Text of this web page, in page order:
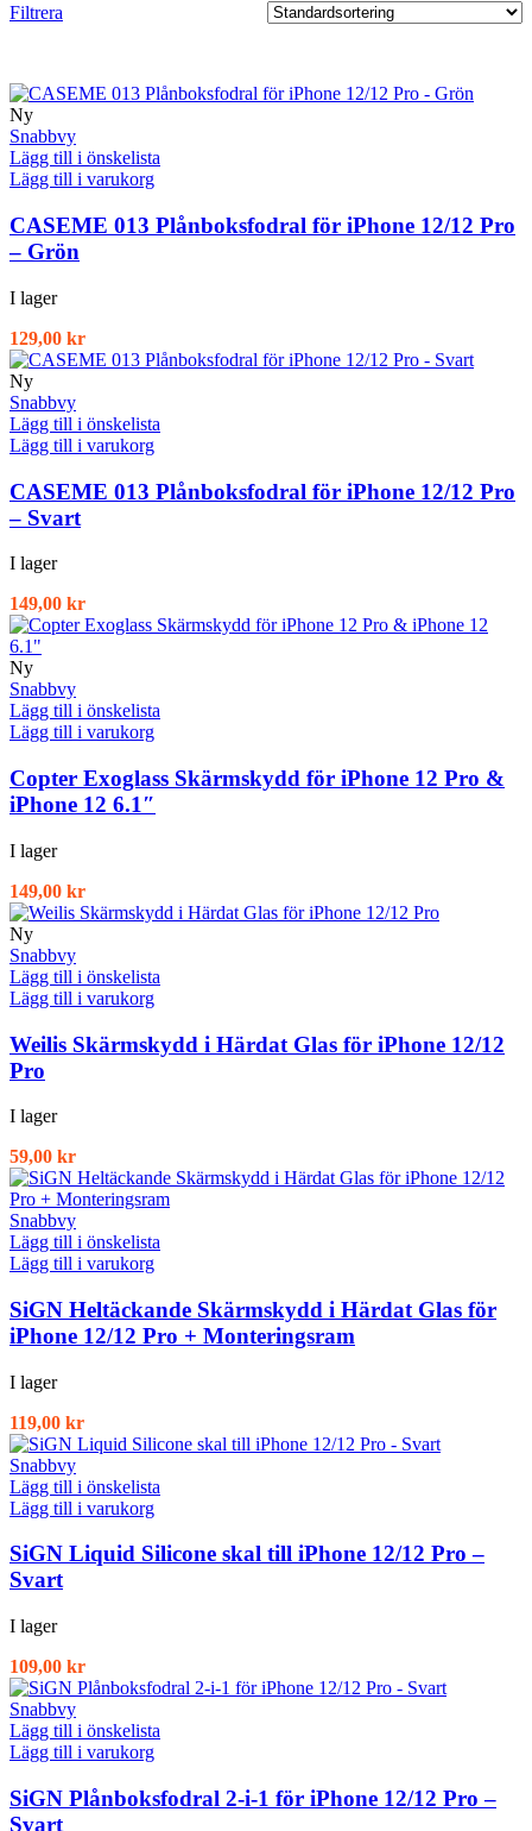
Filtrera
Ny
Snabbvy
Lägg till i önskelista
Lägg till i varukorg
CASEME 013 Plånboksfodral för iPhone 12/12 Pro
– Grön
I lager
129,00 kr
Ny
Snabbvy
Lägg till i önskelista
Lägg till i varukorg
CASEME 013 Plånboksfodral för iPhone 12/12 Pro
– Svart
I lager
149,00 kr
Ny
Snabbvy
Lägg till i önskelista
Lägg till i varukorg
Copter Exoglass Skärmskydd för iPhone 12 Pro &
iPhone 12 6.1″
I lager
149,00 kr
Ny
Snabbvy
Lägg till i önskelista
Lägg till i varukorg
Weilis Skärmskydd i Härdat Glas för iPhone 12/12
Pro
I lager
59,00 kr
Snabbvy
Lägg till i önskelista
Lägg till i varukorg
SiGN Heltäckande Skärmskydd i Härdat Glas för
iPhone 12/12 Pro + Monteringsram
I lager
119,00 kr
Snabbvy
Lägg till i önskelista
Lägg till i varukorg
SiGN Liquid Silicone skal till iPhone 12/12 Pro –
Svart
I lager
109,00 kr
Snabbvy
Lägg till i önskelista
Lägg till i varukorg
SiGN Plånboksfodral 2-i-1 för iPhone 12/12 Pro –
Svart